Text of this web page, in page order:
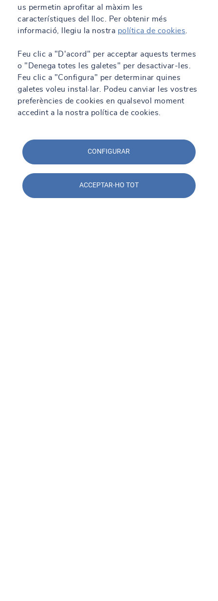
us permetin aprofitar al màxim les
característiques del lloc. Per obtenir més
informació, llegiu la nostra política de cookies
Feu clic a "D'acord" per acceptar aquests termes
o "Denega totes les galetes" per desactivar-les.
Feu clic a "Configura" per determinar quines
galetes voleu instal·lar. Podeu canviar les vostres
preferències de cookies en qualsevol moment
accedint a la nostra política de cookies.
CONFIGURAR
ACCEPTAR-HO TOT